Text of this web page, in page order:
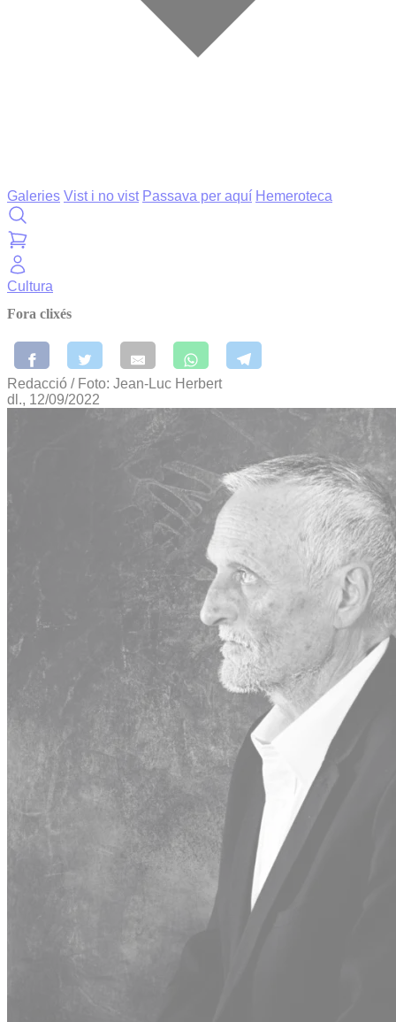
Galeries Vist i no vist Passava per aquí Hemeroteca
Cultura
Fora clixés
Redacció / Foto: Jean-Luc Herbert
dl., 12/09/2022